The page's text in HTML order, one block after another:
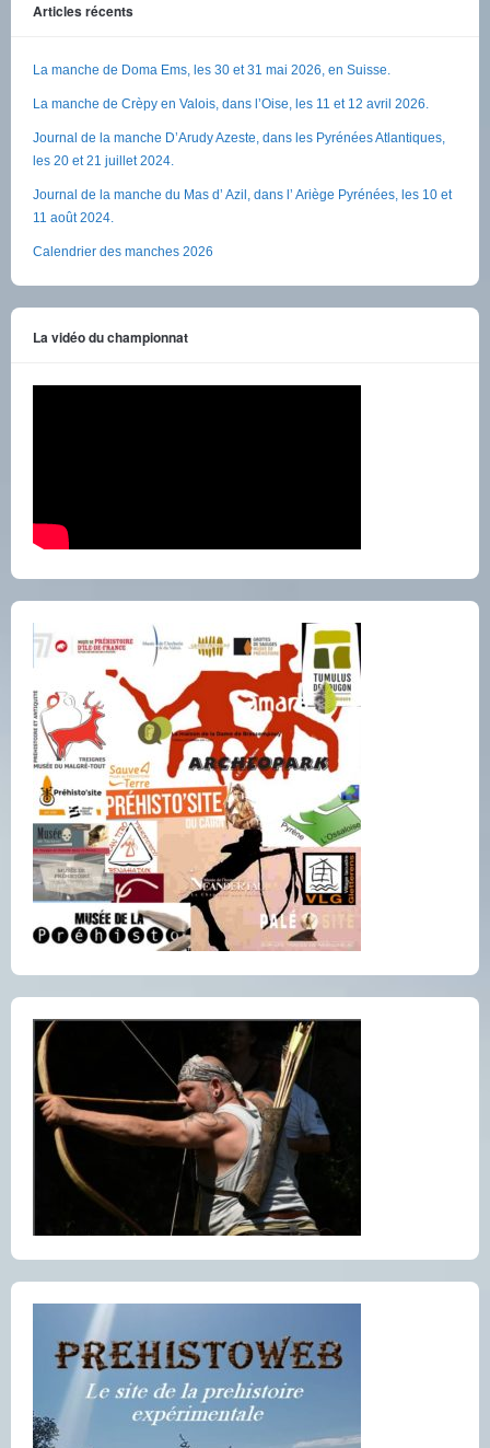
Articles récents
La manche de Doma Ems, les 30 et 31 mai 2026, en Suisse.
La manche de Crèpy en Valois, dans l’Oise, les 11 et 12 avril 2026.
Journal de la manche D’Arudy Azeste, dans les Pyrénées Atlantiques,
les 20 et 21 juillet 2024.
Journal de la manche du Mas d’ Azil, dans l’ Ariège Pyrénées, les 10 et
11 août 2024.
Calendrier des manches 2026
La vidéo du championnat